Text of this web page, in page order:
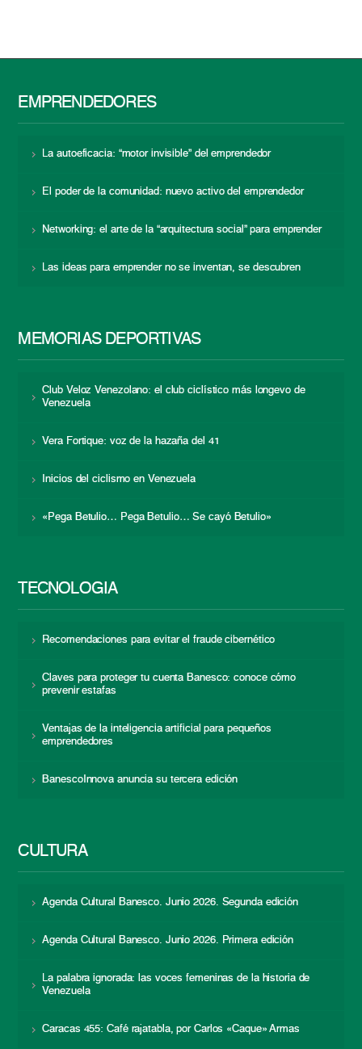
EMPRENDEDORES
La autoeficacia: “motor invisible” del emprendedor
El poder de la comunidad: nuevo activo del emprendedor
Networking: el arte de la “arquitectura social” para emprender
Las ideas para emprender no se inventan, se descubren
MEMORIAS DEPORTIVAS
Club Veloz Venezolano: el club ciclístico más longevo de
Venezuela
Vera Fortique: voz de la hazaña del 41
Inicios del ciclismo en Venezuela
«Pega Betulio… Pega Betulio… Se cayó Betulio»
TECNOLOGÍA
Recomendaciones para evitar el fraude cibernético
Claves para proteger tu cuenta Banesco: conoce cómo
prevenir estafas
Ventajas de la inteligencia artificial para pequeños
emprendedores
BanescoInnova anuncia su tercera edición
CULTURA
Agenda Cultural Banesco. Junio 2026. Segunda edición
Agenda Cultural Banesco. Junio 2026. Primera edición
La palabra ignorada: las voces femeninas de la historia de
Venezuela
Caracas 455: Café rajatabla, por Carlos «Caque» Armas